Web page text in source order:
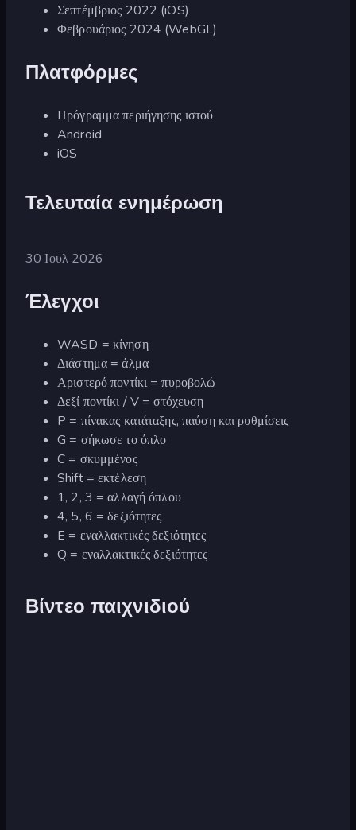
Σεπτέμβριος 2022 (iOS)
Φεβρουάριος 2024 (WebGL)
Πλατφόρμες
Πρόγραμμα περιήγησης ιστού
Android
iOS
Τελευταία ενημέρωση
30 Ιουλ 2026
Έλεγχοι
WASD = κίνηση
Διάστημα = άλμα
Αριστερό ποντίκι = πυροβολώ
Δεξί ποντίκι / V = στόχευση
P = πίνακας κατάταξης, παύση και ρυθμίσεις
G = σήκωσε το όπλο
C = σκυμμένος
Shift = εκτέλεση
1, 2, 3 = αλλαγή όπλου
4, 5, 6 = δεξιότητες
E = εναλλακτικές δεξιότητες
Q = εναλλακτικές δεξιότητες
Βίντεο παιχνιδιού